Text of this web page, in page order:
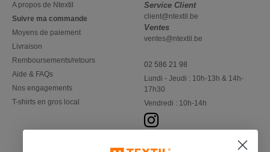
A propos de Ntextil
Suivre ma commande
Moyens de paiement
Livraison
Remboursements/retours
Aide & FAQs
Nos engagements
T-shirts en gros local
Service Client
client@ntextil.be
Ventes
ventes@ntextil.be
02 586 21 98
Lundi - Jeudi : 10h-13h & 14h-
17h30
Vendredi : 10h-14h